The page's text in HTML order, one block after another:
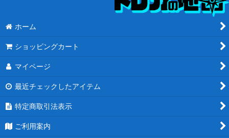
ホーム
ショッピングカート
マイページ
最近チェックしたアイテム
特定商取引法表示
ご利用案内